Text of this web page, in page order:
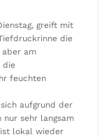
greift mit
die
am
die
feuchten
sich aufgrund der
nur sehr langsam
ist lokal wieder